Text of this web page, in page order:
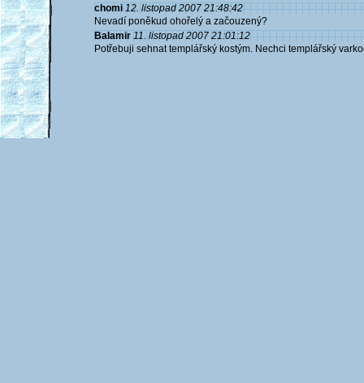
chomi 12. listopad 2007 21:48:42
Nevadí poněkud ohořelý a začouzený?
Balamir 11. listopad 2007 21:01:12
Potřebuji sehnat templářský kostým. Nechci templářský